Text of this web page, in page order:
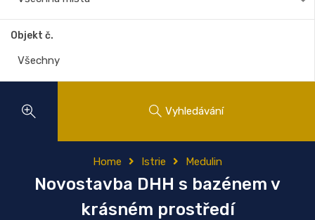
Objekt č.
Vyhledávání
Home Istrie Medulin
Novostavba DHH s bazénem v
krásném prostředí